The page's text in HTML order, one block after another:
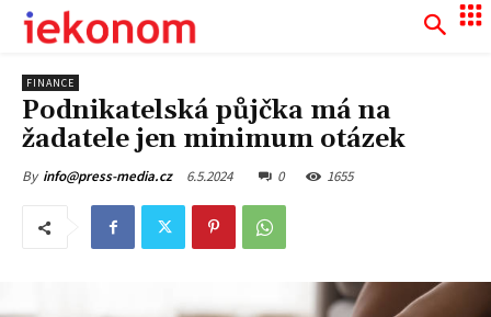
FINANCE
Podnikatelská půjčka má na
žadatele jen minimum otázek
By info@press-media.cz 6.5.2024 0 1655